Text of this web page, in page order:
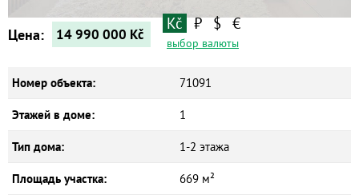
Цена: 14 990 000 Kč
Kč ₽ $ €
выбор валюты
Номер объекта: 71091
Этажей в доме: 1
Тип дома: 1-2 этажа
Площадь участка: 669 м²